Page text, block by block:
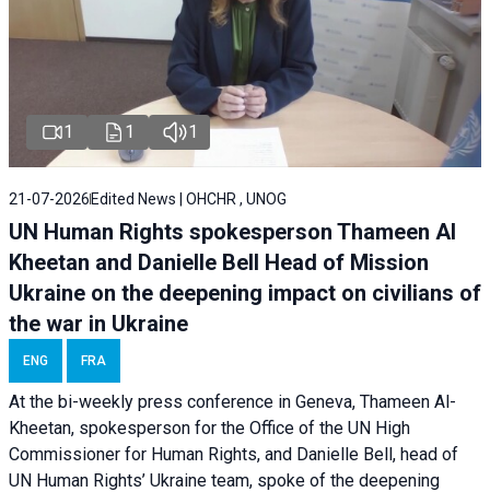
1 1 1
21-07-2026 Edited News | OHCHR , UNOG
UN Human Rights spokesperson Thameen Al
Kheetan and Danielle Bell Head of Mission
Ukraine on the deepening impact on civilians of
the war in Ukraine
ENG FRA
At the bi-weekly press conference in Geneva, Thameen Al-
Kheetan, spokesperson for the Office of the UN High
Commissioner for Human Rights, and Danielle Bell, head of
UN Human Rights’ Ukraine team, spoke of the deepening